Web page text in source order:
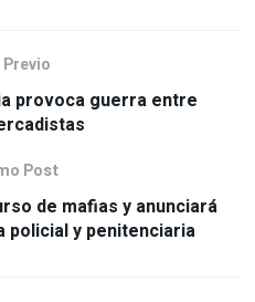
provoca guerra entre
Post
de mafias y anunciará
y penitenciaria